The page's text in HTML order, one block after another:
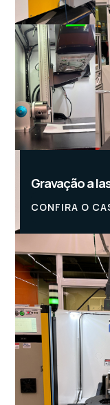
Gravação a
CONFIRA O